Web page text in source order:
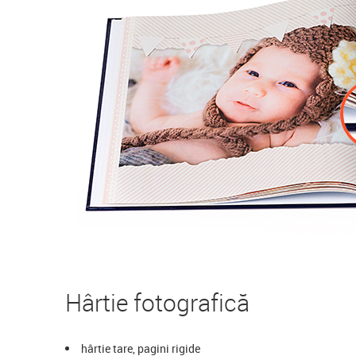
Hârtie fotografică
hârtie tare, pagini rigide